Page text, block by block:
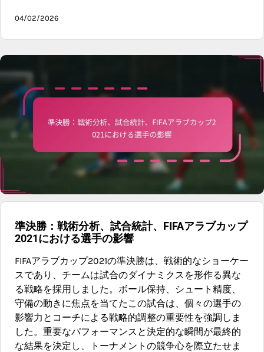
04/02/2026
準決勝：戦術分析、試合統計、FIFAアラブカップ
2021における選手の影響
FIFAアラブカップ2021の準決勝は、戦術的なショーケー
スであり、チームは試合のダイナミクスを形作る異な
る戦略を採用しました。ボール保持、シュート精度、
守備の動きに焦点を当てたこの試合は、個々の選手の
影響力とコーチによる戦略的調整の重要性を強調しま
した。重要なパフォーマンスと決定的な瞬間が最終的
な結果を決定し、トーナメントの競争心を際立たせま